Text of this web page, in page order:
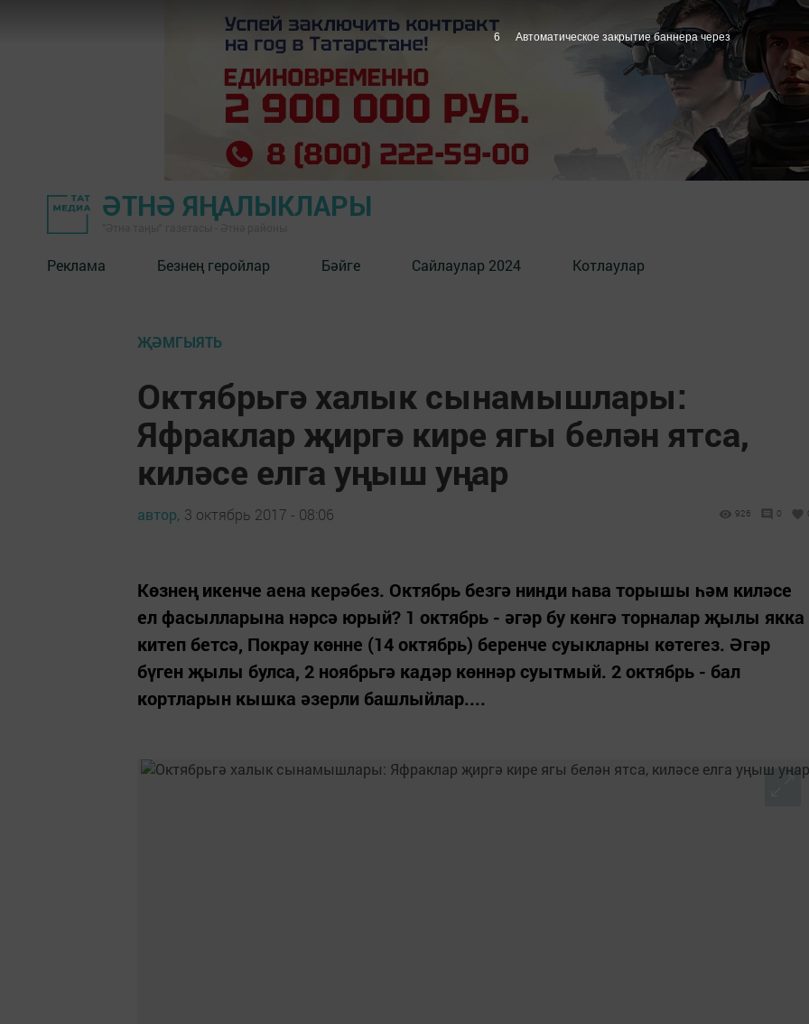
ӘТНӘ ЯҢАЛЫКЛАРЫ
Реклама Безнең геройлар Бәйге Сайлаулар 2024 Котлаулар
ҖӘМГЫЯТЬ
Октябрьгә халык сынамышлары:
Яфраклар җиргә кире ягы белән ятса,
киләсе елга уңыш уңар
автор, 3 октябрь 2017 - 08:06 926 0
Көзнең икенче аена керәбез. Октябрь безгә нинди һава торышы һәм киләсе
ел фасылларына нәрсә юрый? 1 октябрь - әгәр бу көнгә торналар җылы якка
китеп бетсә, Покрау көнне (14 октябрь) беренче суыкларны көтегез. Әгәр
бүген җылы булса, 2 ноябрьгә кадәр көннәр суытмый. 2 октябрь - бал
кортларын кышка әзерли башлыйлар....
5 Автоматическое закрытие баннера через